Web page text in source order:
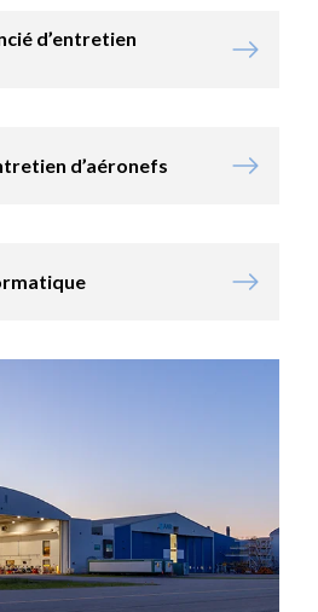
d’entretien
d’aéronefs